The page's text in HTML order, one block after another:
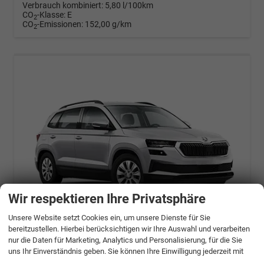
Verbrauch kombiniert: 5,80 l/100km
CO2-Klasse: E
CO2-Emissionen: 152,00 g/km
ab 746,– € mtl.
Skoda Karoq
Wir respektieren Ihre Privatsphäre
Unsere Website setzt Cookies ein, um unsere Dienste für Sie
bereitzustellen. Hierbei berücksichtigen wir Ihre Auswahl und verarbeiten
nur die Daten für Marketing, Analytics und Personalisierung, für die Sie
uns Ihr Einverständnis geben. Sie können Ihre Einwilligung jederzeit mit